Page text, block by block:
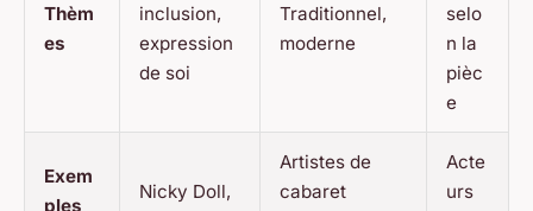
Thèm
es
inclusion,
expression
de soi
Traditionnel,
moderne
selo
n la
pièc
e
Exem
ples
Nicky Doll,
Artistes de
cabaret
Acte
urs